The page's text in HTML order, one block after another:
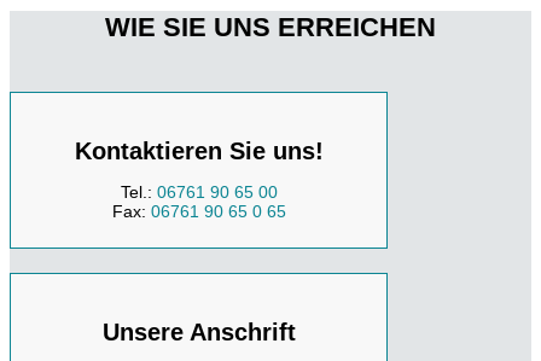
WIE SIE UNS ERREICHEN
Kontaktieren Sie uns!
Tel.: 06761 90 65 00
Fax: 06761 90 65 0 65
Unsere Anschrift